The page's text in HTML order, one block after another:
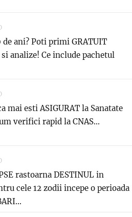
de ani? Poti primi GRATUIT
analize! Ce include pachetul
mai esti ASIGURAT la Sanatate
verifici rapid la CNAS...
rastoarna DESTINUL in
cele 12 zodii incepe o perioada